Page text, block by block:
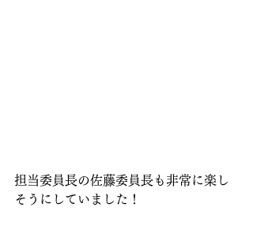
担当委員長の佐藤委員長も非常に楽し
そうにしていました！